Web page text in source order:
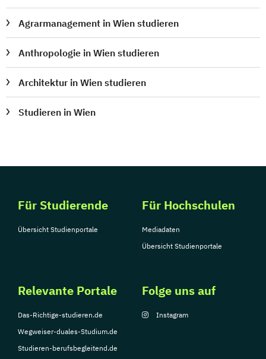
Agrarmanagement in Wien studieren
Anthropologie in Wien studieren
Architektur in Wien studieren
Studieren in Wien
Für Studierende
Übersicht Studienportale
Für Hochschulen
Mediadaten
Übersicht Studienportale
Relevante Portale
Das-Richtige-studieren.de
Wegweiser-duales-Studium.de
Studieren-berufsbegleitend.de
Folge uns auf
Instagram